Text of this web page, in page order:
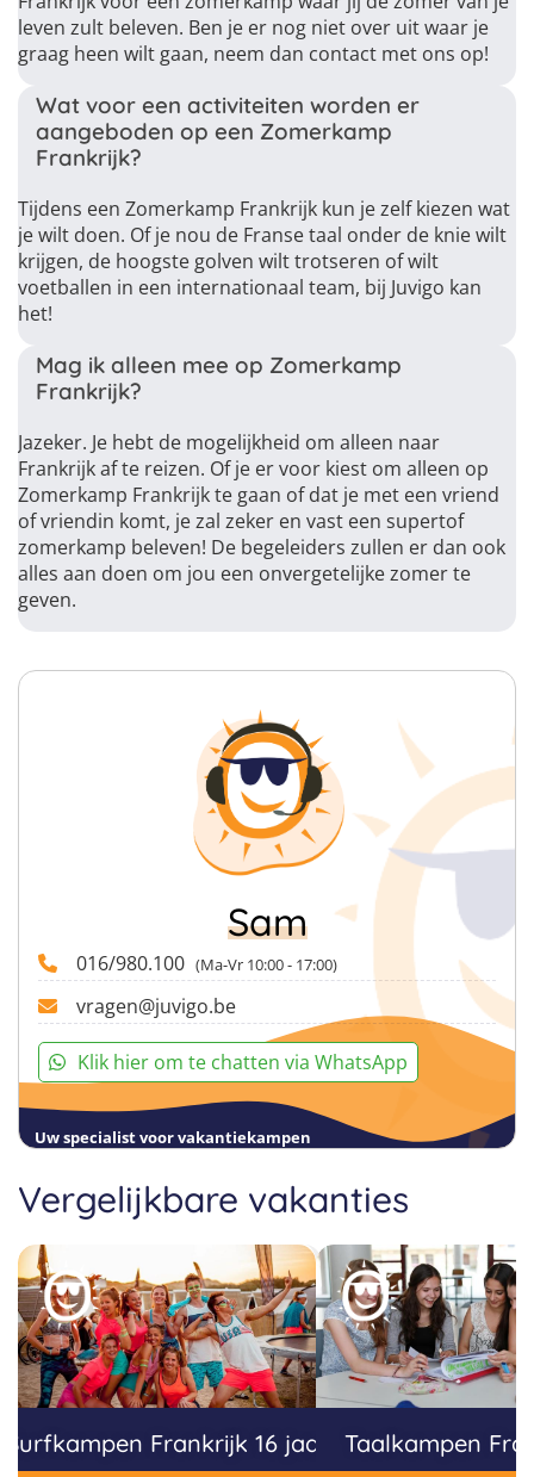
Sam
016/980.100 (Ma-Vr 10:00 - 17:00)
vragen@juvigo.be
Klik hier om te chatten via WhatsApp
Uw specialist voor vakantiekampen
leven zult beleven. Ben je er nog niet over uit waar je
graag heen wilt gaan, neem dan contact met ons op!
Wat voor een activiteiten worden er
aangeboden op een Zomerkamp
Frankrijk?
Tijdens een Zomerkamp Frankrijk kun je zelf kiezen wat
je wilt doen. Of je nou de Franse taal onder de knie wilt
krijgen, de hoogste golven wilt trotseren of wilt
voetballen in een internationaal team, bij Juvigo kan
het!
Mag ik alleen mee op Zomerkamp
Frankrijk?
Jazeker. Je hebt de mogelijkheid om alleen naar
Frankrijk af te reizen. Of je er voor kiest om alleen op
Zomerkamp Frankrijk te gaan of dat je met een vriend
of vriendin komt, je zal zeker en vast een supertof
zomerkamp beleven! De begeleiders zullen er dan ook
alles aan doen om jou een onvergetelijke zomer te
geven.
Vergelijkbare vakanties
Surfkampen Frankrijk 16 jaar Taalkampen